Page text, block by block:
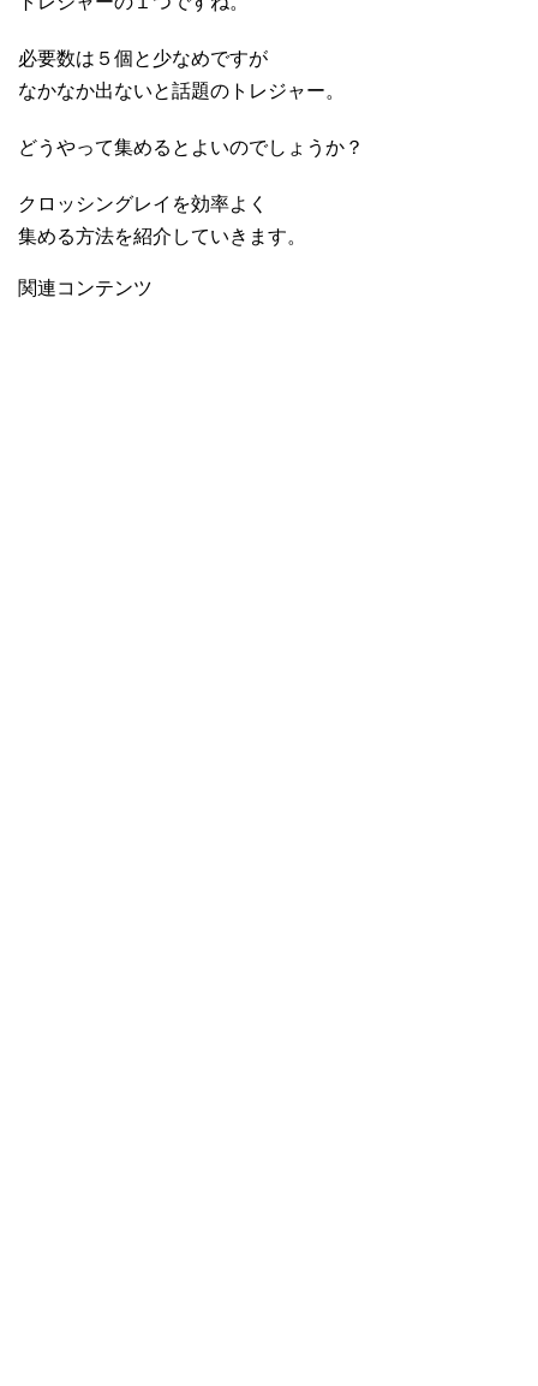
必要数は５個と少なめですが
なかなか出ないと話題のトレジャー。
どうやって集めるとよいのでしょうか？
クロッシングレイを効率よく
集める方法を紹介していきます。
関連コンテンツ